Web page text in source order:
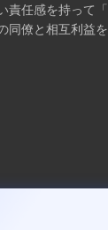
責任感を持って
同僚と相互利益